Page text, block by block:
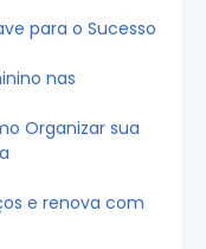
para o Sucesso
nas
Organizar sua
e renova com